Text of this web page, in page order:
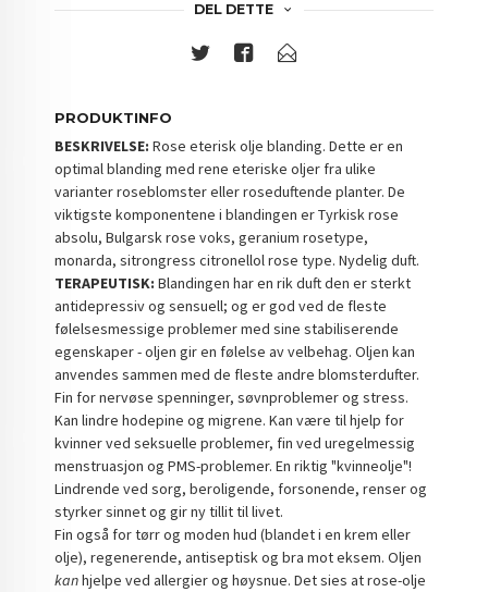
DEL DETTE
PRODUKTINFO
BESKRIVELSE: Rose eterisk olje blanding. Dette er en
optimal blanding med rene eteriske oljer fra ulike
varianter roseblomster eller roseduftende planter. De
viktigste komponentene i blandingen er Tyrkisk rose
absolu, Bulgarsk rose voks, geranium rosetype,
monarda, sitrongress citronellol rose type. Nydelig duft.
TERAPEUTISK: Blandingen har en rik duft den er sterkt
antidepressiv og sensuell; og er god ved de fleste
følelsesmessige problemer med sine stabiliserende
egenskaper - oljen gir en følelse av velbehag. Oljen kan
anvendes sammen med de fleste andre blomsterdufter.
Fin for nervøse spenninger, søvnproblemer og stress.
Kan lindre hodepine og migrene. Kan være til hjelp for
kvinner ved seksuelle problemer, fin ved uregelmessig
menstruasjon og PMS-problemer. En riktig "kvinneolje"!
Lindrende ved sorg, beroligende, forsonende, renser og
styrker sinnet og gir ny tillit til livet.
Fin også for tørr og moden hud (blandet i en krem eller
olje), regenerende, antiseptisk og bra mot eksem. Oljen
kanhjelpe ved allergier og høysnue. Det sies at rose-olje